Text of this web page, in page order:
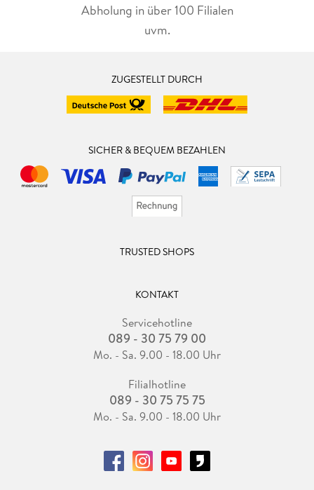
Abholung in über 100 Filialen
uvm.
ZUGESTELLT DURCH
SICHER & BEQUEM BEZAHLEN
TRUSTED SHOPS
KONTAKT
Servicehotline
089 - 30 75 79 00
Mo. - Sa. 9.00 - 18.00 Uhr
Filialhotline
089 - 30 75 75 75
Mo. - Sa. 9.00 - 18.00 Uhr